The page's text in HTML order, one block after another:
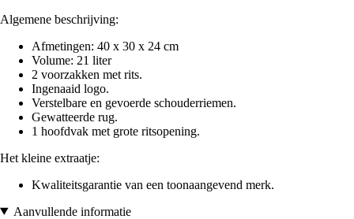
Algemene beschrijving:
Afmetingen: 40 x 30 x 24 cm
Volume: 21 liter
2 voorzakken met rits.
Ingenaaid logo.
Verstelbare en gevoerde schouderriemen.
Gewatteerde rug.
1 hoofdvak met grote ritsopening.
Het kleine extraatje:
Kwaliteitsgarantie van een toonaangevend merk.
Aanvullende informatie